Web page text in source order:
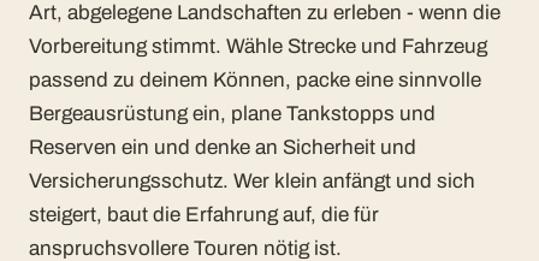
Art, abgelegene Landschaften zu erleben - wenn die
Vorbereitung stimmt. Wähle Strecke und Fahrzeug
passend zu deinem Können, packe eine sinnvolle
Bergeausrüstung ein, plane Tankstopps und
Reserven ein und denke an Sicherheit und
Versicherungsschutz. Wer klein anfängt und sich
steigert, baut die Erfahrung auf, die für
anspruchsvollere Touren nötig ist.